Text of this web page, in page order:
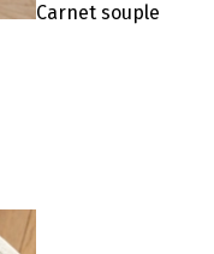
Carnet souple